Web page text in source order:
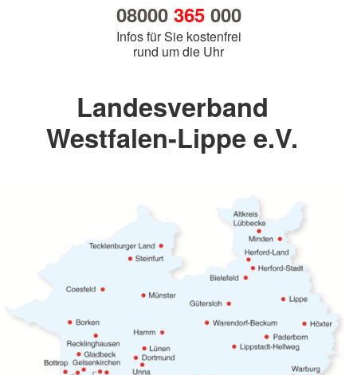
08000 365000
Infos für Sie kostenfrei
rund um die Uhr
Landesverband
Westfalen-Lippe e.V.